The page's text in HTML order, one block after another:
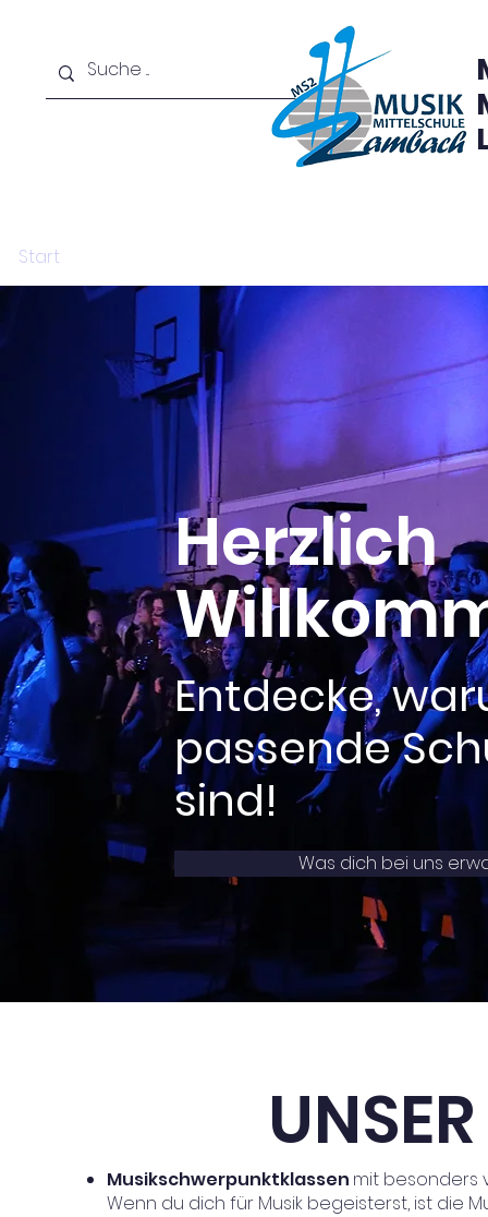
Start
Herzlich
Entdecke,
passende
sind!
Was dich bei uns
Musikschwerpunktklassen mit besonders
Wenn du dich für Musik begeisterst, ist die